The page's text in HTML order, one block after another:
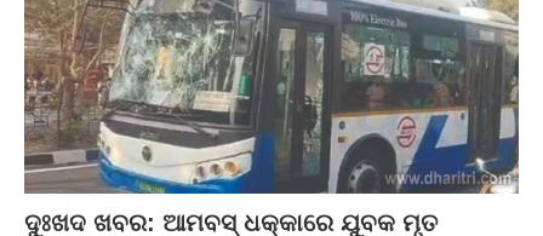
ଦୁଃଖଦ ଖବର: ଆମବସ୍‌ ଧକ୍କାରେ ଯୁବକ ମୃତ